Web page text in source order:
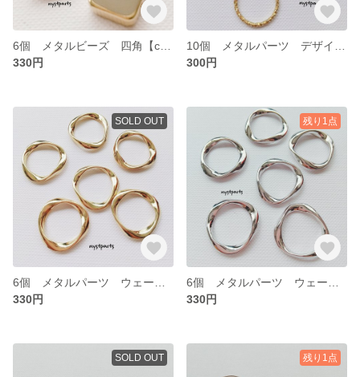
330円
300円
SOLD OUT
330円
残り1点
330円
SOLD OUT 残り1点